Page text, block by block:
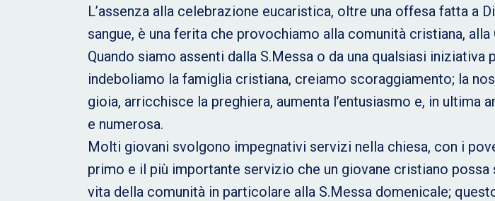
L’assenza alla celebrazione eucaristica, oltre una offesa fatta a
sangue, è una ferita che provochiamo alla comunità cristiana, alla
Quando siamo assenti dalla S.Messa o da una qualsiasi
indeboliamo la famiglia cristiana, creiamo scoraggiamento; la
gioia, arricchisce la preghiera, aumenta l’entusiasmo e, in
e numerosa.
Molti giovani svolgono impegnativi servizi nella chiesa, con i
primo e il più importante servizio che un giovane cristiano
vita della comunità in particolare alla S.Messa domenicale;